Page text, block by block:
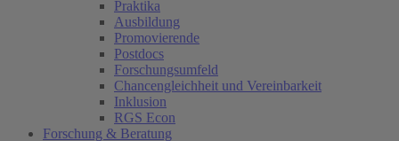
Praktika
Ausbildung
Promovierende
Postdocs
Forschungsumfeld
Chancengleichheit und Vereinbarkeit
Inklusion
RGS Econ
Forschung & Beratung